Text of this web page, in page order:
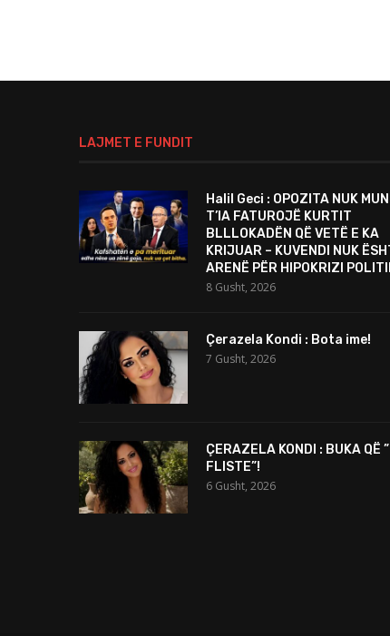
LAJMET E FUNDIT
Halil Geci : OPOZITA NUK
T’IA FATUROJË KURTIT
BLLLOKADËN QË VETË E KA
KRIJUAR – KUVENDI NUK
ARENË PËR HIPOKRIZI
8 Gusht, 2026
Çerazela Kondi : Bota ime!
7 Gusht, 2026
ÇERAZELA KONDI : BUKA QË ”
FLISTE”!
6 Gusht, 2026